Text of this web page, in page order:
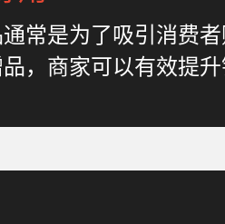
常是为了吸引消费
，商家可以有效提